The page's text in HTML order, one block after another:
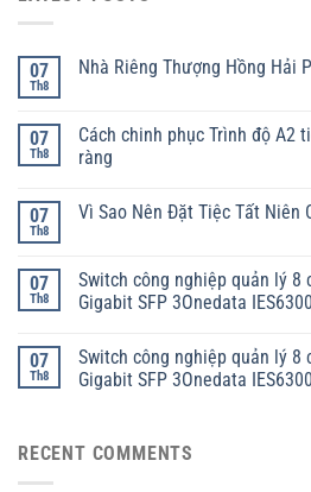
07
Th8
Nhà Riêng Thượng Hồng Hải
07
Th8
Cách chinh phục Trình độ A2
ràng
07
Th8
Vì Sao Nên Đặt Tiệc Tất Niên
07
Th8
Switch công nghiệp quản lý 8
Gigabit SFP 3Onedata
07
Th8
Switch công nghiệp quản lý 8
Gigabit SFP 3Onedata
RECENT COMMENTS